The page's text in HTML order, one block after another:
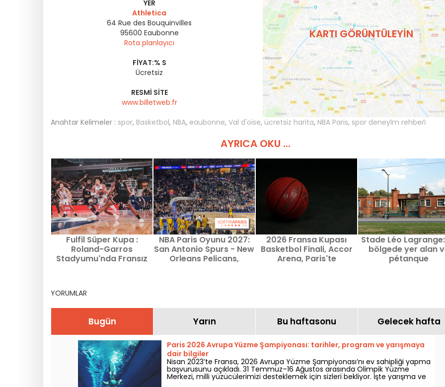
YER
Athletica
64 Rue des Bouquinvilles
95600 Eaubonne
Rota planlayıcı
FIYAT:% S
Ücretsiz
RESMI SITE
www.billetweb.fr
KARTI GÖRÜNTÜLEYIN
Anahtar Kelimeler : spor, Basketbol, NBA, eaubonne, Val d'oise, ücretsiz harita, NBA Paris, spor deneyi̇m rehberi̇
AYRICA OKU ...
Fulfil Süper Kupa :
Roland-Garros
Stadyumu'nda Fransız
NBA Paris Oyunu 2027:
San Antonio Spurs - New
Orleans Pelicans,
2026 Fransa Kupası
Basketbol Finali, Accor
Arena, Paris'te
Stade Léo Lagrange:
bölgede yer alan
pétanque
YORUMLAR
Bugün Yarın Bu haftasonu Gelecek hafta
Paris 2026 Avrupa Yüzme Şampiyonası: tarihler, program ve yarışmaya
dair bilgiler
Nisan 2023’te Fransa, 2026 Avrupa Yüzme Şampiyonası’nı ev sahipliği yapma
başvurusunu açıkladı. 31 Temmuz–16 Ağustos arasında Olimpik Yüzme
Merkezi, milli yüzücülerimizi desteklemek için sizleri bekliyor. İşte yarışma ve